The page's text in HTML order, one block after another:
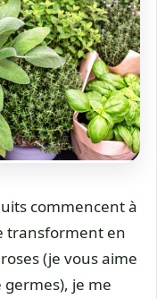
commencent à
transforment en
(je vous aime
je me